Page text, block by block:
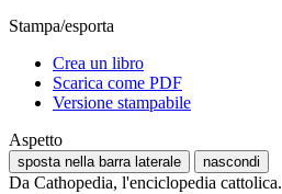
Stampa/esporta
Crea un libro
Scarica come PDF
Versione stampabile
Aspetto
sposta nella barra laterale nascondi
Da Cathopedia, l'enciclopedia cattolica.